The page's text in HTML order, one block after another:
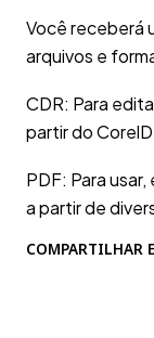
Você receberá
arquivos e
CDR: Para
partir do
PDF: Para
a partir de
COMPARTILHAR